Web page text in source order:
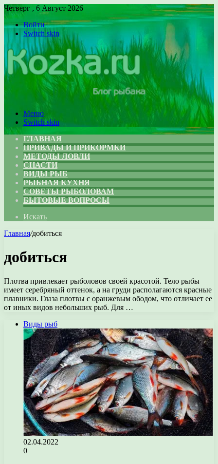
Четверг , 6 Август 2026
Войти
Switch skin
Меню
Switch skin
ГЛАВНАЯ
ПРИВАДЫ И ПРИКОРМКИ
МЕТОДЫ ЛОВЛИ
СНАСТИ
ВИДЫ РЫБ
РЫБНАЯ КУХНЯ
СОВЕТЫ РЫБОЛОВАМ
БЫТОВЫЕ ВОПРОСЫ
Искать
Главная/добиться
добиться
Плотва привлекает рыболовов своей красотой. Тело рыбы
имеет серебряный оттенок, а на груди располагаются красные
плавники. Глаза плотвы с оранжевым ободом, что отличает ее
от иных видов небольших рыб. Для …
Виды рыб
02.04.2022
0